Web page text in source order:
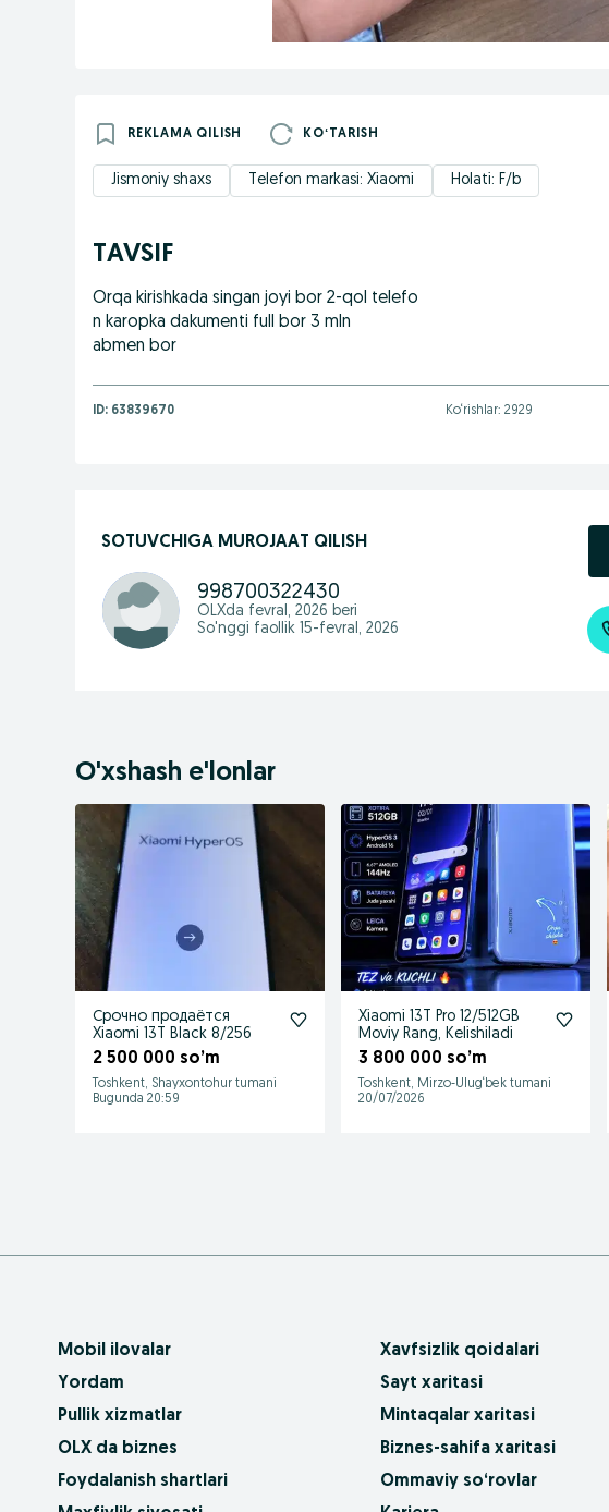
REKLAMA QILISH KOʻTARISH
Jismoniy shaxs Telefon markasi: Xiaomi Holati: F/b
TAVSIF
Orqa kirishkada singan joyi bor 2-qol telefo
n karopka dakumenti full bor 3 mln
abmen bor
ID: 63839670 Ko‘rishlar: 2929
SOTUVCHIGA MUROJAAT QILISH
998700322430
OLXda fevral, 2026 beri
So'nggi faollik 15-fevral, 2026
O'xshash e'lonlar
Срочно продаётся
Xiaomi 13T Black 8/256
2 500 000 so’m
Toshkent, Shayxontohur tumani
Bugunda 20:59
Xiaomi 13T Pro 12/512GB
Moviy Rang, Kelishiladi
3 800 000 so’m
Toshkent, Mirzo-Ulug‘bek tumani
20/07/2026
Mobil ilovalar
Yordam
Pullik xizmatlar
OLX da biznes
Foydalanish shartlari
Xavfsizlik qoidalari
Sayt xaritasi
Mintaqalar xaritasi
Biznes-sahifa xaritasi
Ommaviy so‘rovlar